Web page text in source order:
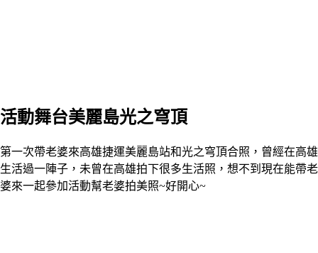
活動舞台美麗島光之穹頂
第一次帶老婆來高雄捷運美麗島站和光之穹頂合照，曾經在高雄
生活過一陣子，未曾在高雄拍下很多生活照，想不到現在能帶老
婆來一起參加活動幫老婆拍美照~好開心~